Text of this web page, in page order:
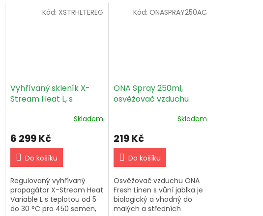
Vyhřívaný skleník X-
Stream Heat L, s
Skladem
6 299 Kč
Do košíku
Regulovaný vyhřívaný
propagátor X-Stream Heat
Variable L s teplotou od 5
do 30 °C pro 450 semen,
Kód: XSTRHLTEREG
ONA Spray 250ml,
osvěžovač vzduchu
Skladem
219 Kč
Do košíku
Osvěžovač vzduchu ONA
Fresh Linen s vůní jablka je
biologický a vhodný do
malých a středních
Kód: ONASPRAY250AC